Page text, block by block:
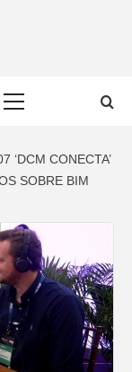
‘DCM CONECTA’
SOBRE BIM